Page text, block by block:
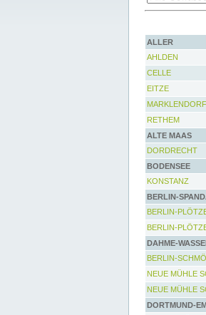
ALLER
AHLDEN
CELLE
EITZE
MARKLENDORF
RETHEM
ALTE MAAS
DORDRECHT
BODENSEE
KONSTANZ
BERLIN-
BERLIN-
BERLIN-
DAHME-
BERLIN-
NEUE MÜHLE
NEUE MÜHLE
DORTMUND-